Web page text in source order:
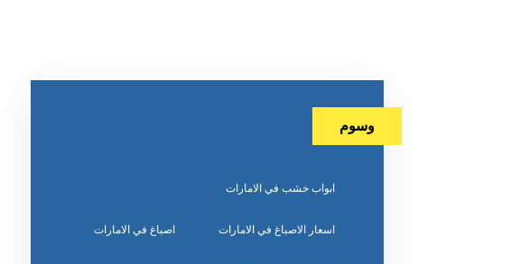
وسوم
ابواب خشب في الامارات
اسعار الاصباغ في الامارات اصباغ في الامارات